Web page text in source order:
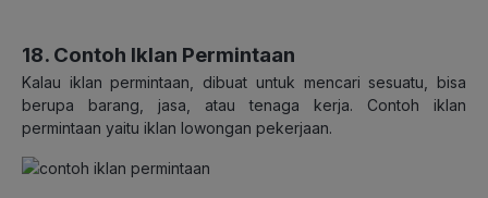
18. Contoh Iklan Permintaan
Kalau iklan permintaan, dibuat untuk mencari sesuatu, bisa
berupa barang, jasa, atau tenaga kerja. Contoh iklan
permintaan yaitu iklan lowongan pekerjaan.